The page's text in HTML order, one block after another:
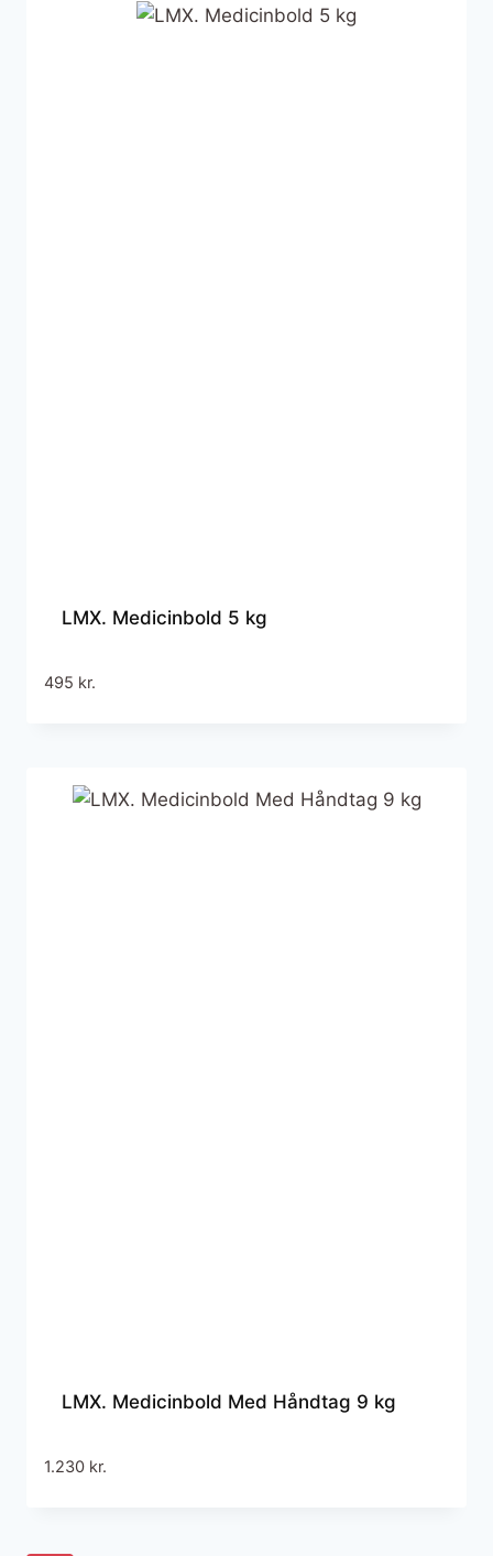
LMX. Medicinbold 5 kg
495 kr.
LMX. Medicinbold Med Håndtag 9 kg
1.230 kr.